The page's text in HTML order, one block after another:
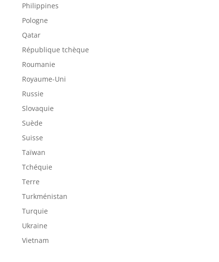
Philippines
Pologne
Qatar
République tchèque
Roumanie
Royaume-Uni
Russie
Slovaquie
Suède
Suisse
Taïwan
Tchéquie
Terre
Turkménistan
Turquie
Ukraine
Vietnam